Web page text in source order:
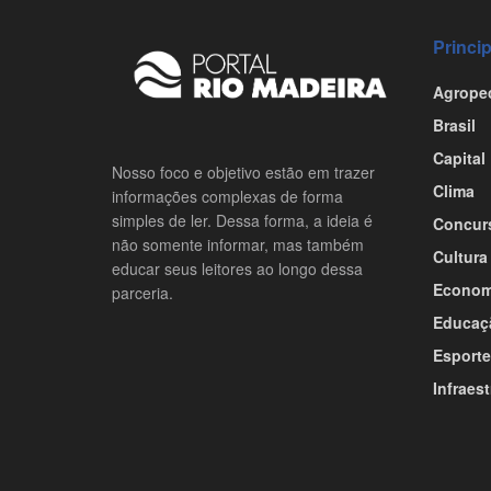
Nosso foco e objetivo estão em trazer
informações complexas de forma
simples de ler. Dessa forma, a ideia é
não somente informar, mas também
educar seus leitores ao longo dessa
parceria.
Brasil
Capital
Clima
Cultura